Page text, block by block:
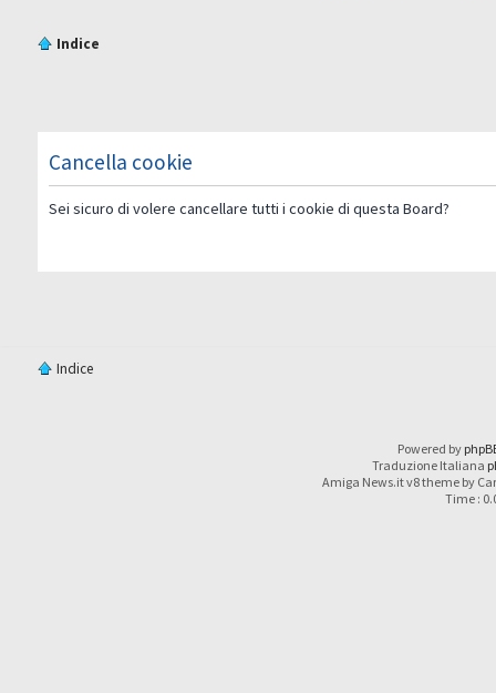
Indice
Cancella cookie
Sei sicuro di volere cancellare tutti i cookie di questa Board?
Indice
Powered by
Traduzione Italiana
Amiga News.it v8 theme by
Time :